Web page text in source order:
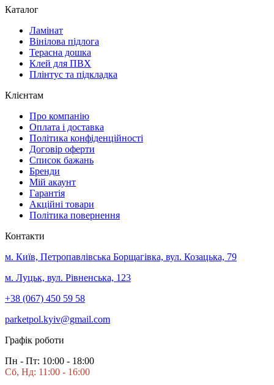
Каталог
Ламінат
Вінілова підлога
Терасна дошка
Клей для ПВХ
Плінтус та підкладка
Клієнтам
Про компанію
Оплата і доставка
Політика конфіденційності
Договір оферти
Список бажань
Бренди
Мій акаунт
Гарантія
Акційні товари
Політика повернення
Контакти
м. Київ, Петропавлівська Борщагівка, вул. Козацька, 79
м. Луцьк, вул. Рівненська, 123
+38 (067) 450 59 58
parketpol.kyiv@gmail.com
Графік роботи
Пн - Пт: 10:00 - 18:00
Сб, Нд: 11:00 - 16:00